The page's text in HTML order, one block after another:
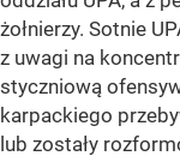
żołnierzy. Sotnie
z uwagi na
styczniową
karpackiego
lub zostały